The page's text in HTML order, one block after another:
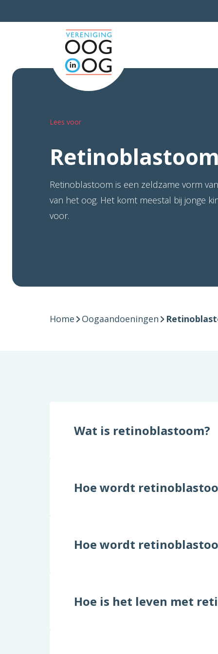
Lees voor
Retinoblastoom is een zeldzame vorm
van het oog. Het komt meestal bij jonge
voor.
Home Oogaandoeningen
Wat is retinoblastoom?
Hoe wordt
Hoe wordt
Hoe is het leven met